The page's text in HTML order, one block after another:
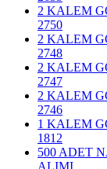
2 KALEM
2750
2 KALEM
2748
2 KALEM
2747
2 KALEM
2746
1 KALEM
1812
500 ADET
ALIMI